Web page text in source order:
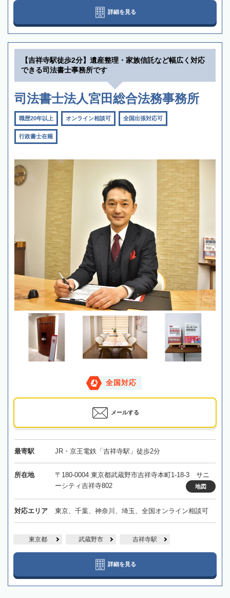
詳細を見る
【吉祥寺駅徒歩2分】遺産整理・家族信託など幅広く対応
できる司法書士事務所です
司法書士法人宮田総合法務事務所
職歴20年以上 オンライン相談可 全国出張対応可
行政書士在籍
全国対応
メールする
最寄駅 JR・京王電鉄「吉祥寺駅」徒歩2分
所在地
〒180-0004 東京都武蔵野市吉祥寺本町1-18-3 サニ
ーシティ吉祥寺802
地図
対応エリア 東京、千葉、神奈川、埼玉、全国オンライン相談可
東京都 武蔵野市 吉祥寺駅
詳細を見る